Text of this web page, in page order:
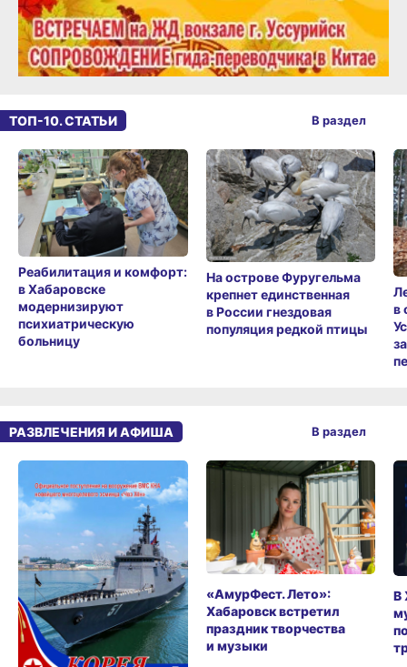
ТОП-10. СТАТЬИ
Реабилитация и комфорт:
в Хабаровске
модернизируют
психиатрическую
больницу
На острове Фуругельма
крепнет единственная
в России гнездовая
популяция редкой птицы
в
В раздел
РАЗВЛЕЧЕНИЯ И АФИША
«АмурФест. Лето»:
Хабаровск встретил
праздник творчества
и музыки
В
В раздел